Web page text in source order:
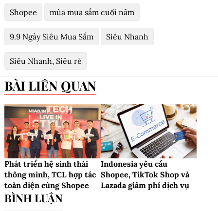
Shopee mùa mua sắm cuối năm
9.9 Ngày Siêu Mua Sắm Siêu Nhanh
Siêu Nhanh, Siêu rẻ
BÀI LIÊN QUAN
Phát triển hệ sinh thái
thông minh, TCL hợp tác
toàn diện cùng Shopee
Indonesia yêu cầu
Shopee, TikTok Shop và
Lazada giảm phí dịch vụ